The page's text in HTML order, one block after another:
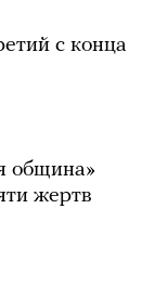
с конца
община»
жертв